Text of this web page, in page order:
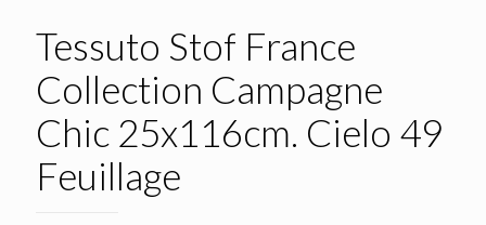
Tessuto Stof France
Collection Campagne
Chic 25x116cm. Cielo 49
Feuillage